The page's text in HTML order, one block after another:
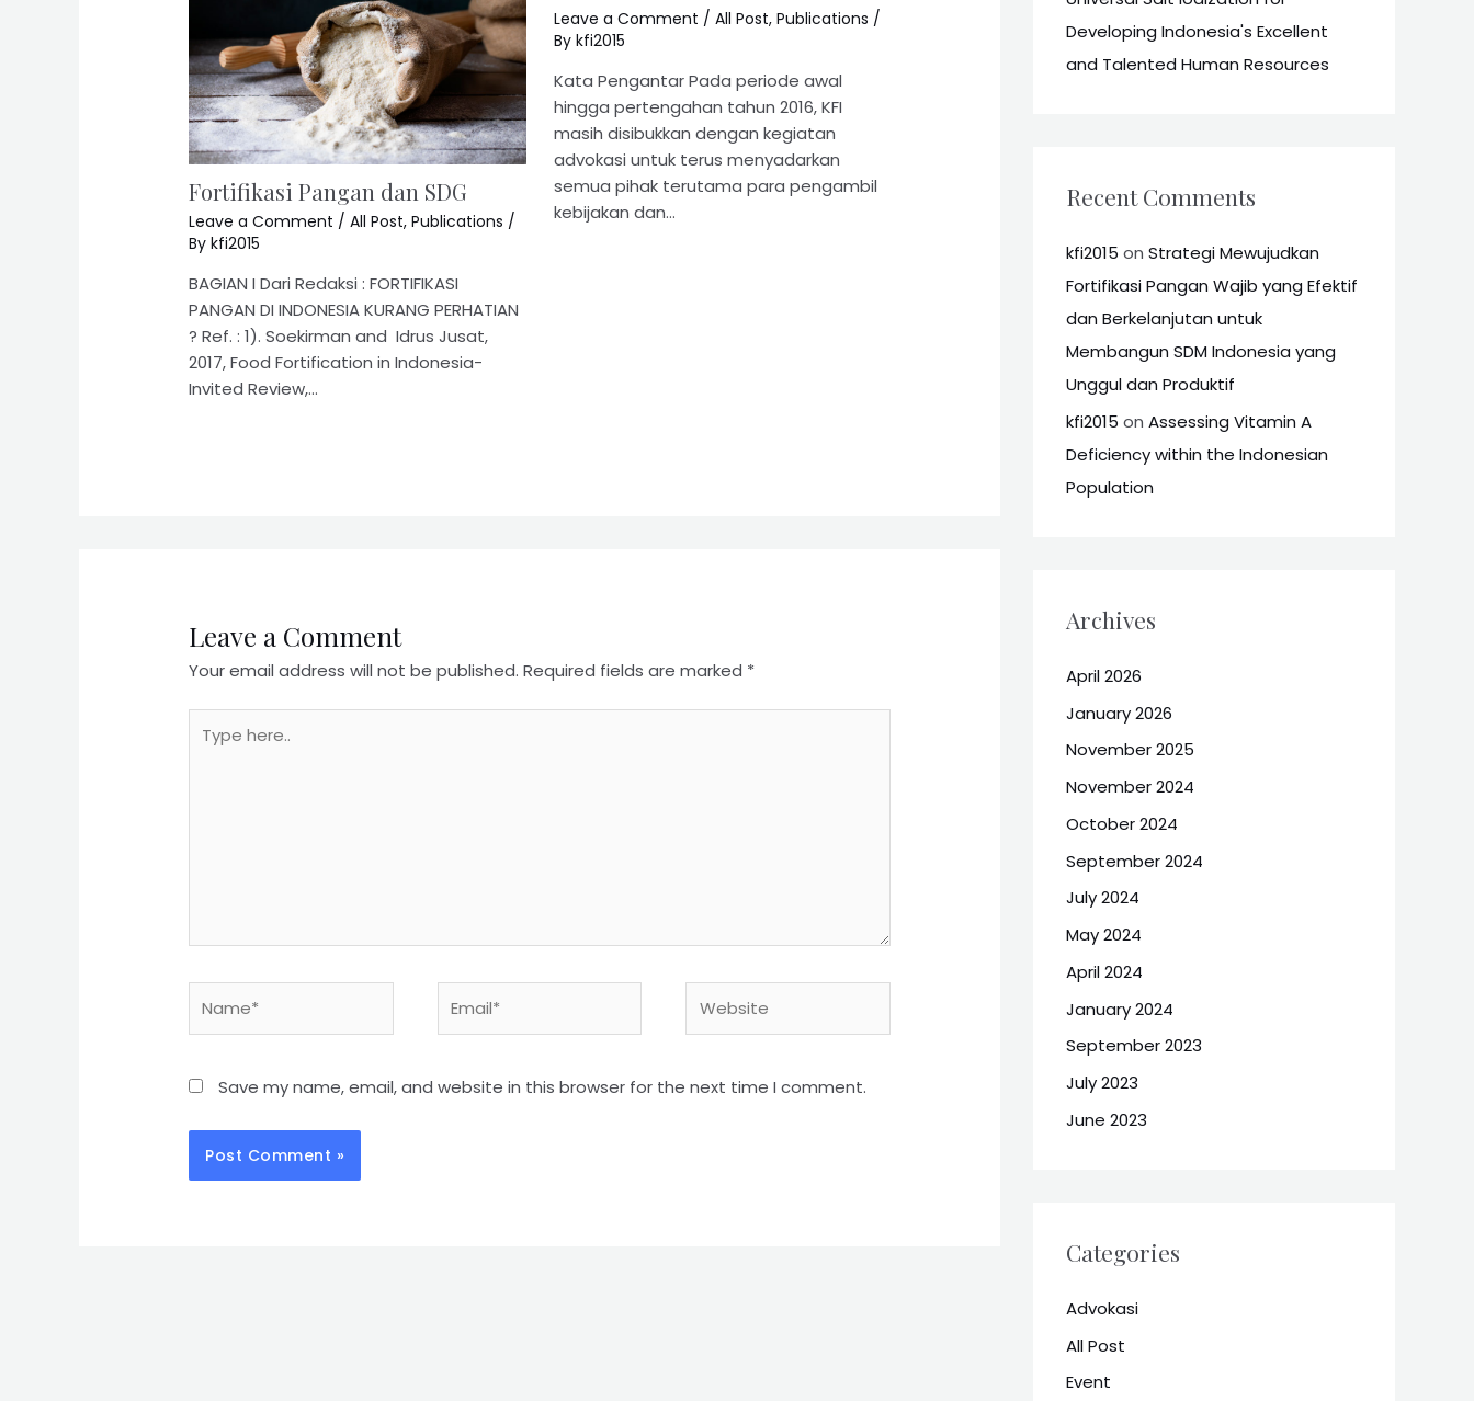
Fortifikasi Pangan dan SDG
Leave a Comment /All Post,Publications /
Bykfi2015
BAGIAN I Dari Redaksi : FORTIFIKASI
PANGAN DI INDONESIA KURANG PERHATIAN
? Ref. : 1). Soekirman and Idrus Jusat,
2017, Food Fortification in Indonesia-
Invited Review,…
Leave a Comment / All Post, Publications /
By kfi2015
Kata Pengantar Pada periode awal
hingga pertengahan tahun 2016, KFI
masih disibukkan dengan kegiatan
advokasi untuk terus menyadarkan
semua pihak terutama para pengambil
kebijakan dan…
Leave a Comment
Your email address will not be published. Required fields are marked *
Save my name, email, and website in this browser for the next time I comment.
Developing Indonesia's Excellent
and Talented Human Resources
Recent Comments
kfi2015 on Strategi Mewujudkan
Fortifikasi Pangan Wajib yang Efektif
dan Berkelanjutan untuk
Membangun SDM Indonesia yang
Unggul dan Produktif
kfi2015 on Assessing Vitamin A
Deficiency within the Indonesian
Population
Archives
April 2026
January 2026
November 2025
November 2024
October 2024
September 2024
July 2024
May 2024
April 2024
January 2024
September 2023
July 2023
June 2023
Categories
Advokasi
All Post
Event